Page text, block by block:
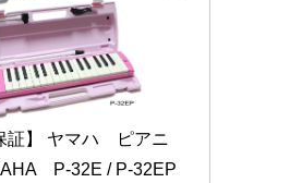
証】 ヤマハ　ピアニ
　P-32E / P-32EP